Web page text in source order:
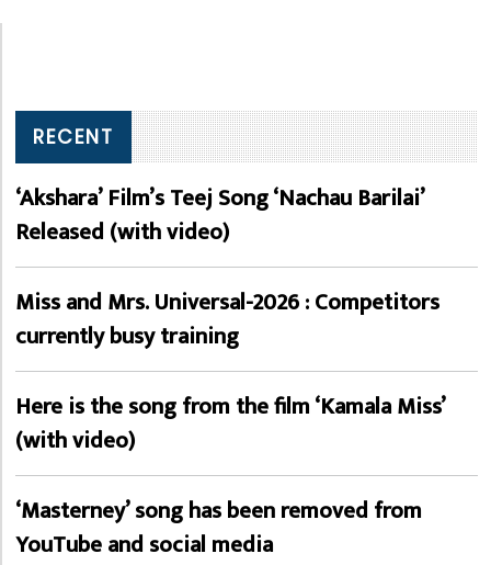
RECENT
‘Akshara’ Film’s Teej Song ‘Nachau Barilai’
Released (with video)
Miss and Mrs. Universal-2026 : Competitors
currently busy training
Here is the song from the film ‘Kamala Miss’
(with video)
‘Masterney’ song has been removed from
YouTube and social media